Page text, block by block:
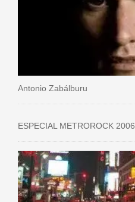
Antonio Zabálburu
ESPECIAL METROROCK 2006